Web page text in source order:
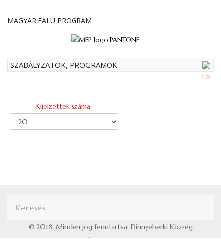
MAGYAR FALU PROGRAM
SZABÁLYZATOK, PROGRAMOK
Kijelzettek száma
© 2018. Minden jog fenntartva. Dinnyeberki Község
Önkormányzata